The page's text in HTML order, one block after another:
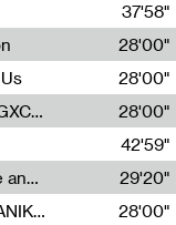
37'58"
28'00"
28'00"
Radia Show #1090 : Radia Wave Farm WGXC Corey De Juan Sherrard Jr Startalk
28'00"
42'59"
Regilote / Live avec les étudiant·es de 3e année de l'EMA
Nima Henryon,Athéna Noël,Amir Genillon,Ibourayane Ahmadi,Manelle Cherrih,Honorine Gibello,John Weeber,Manon Joseph
29'20"
Radia Show #1089 : MOUVEMENT De PANIK (Radio Panik)
28'00"